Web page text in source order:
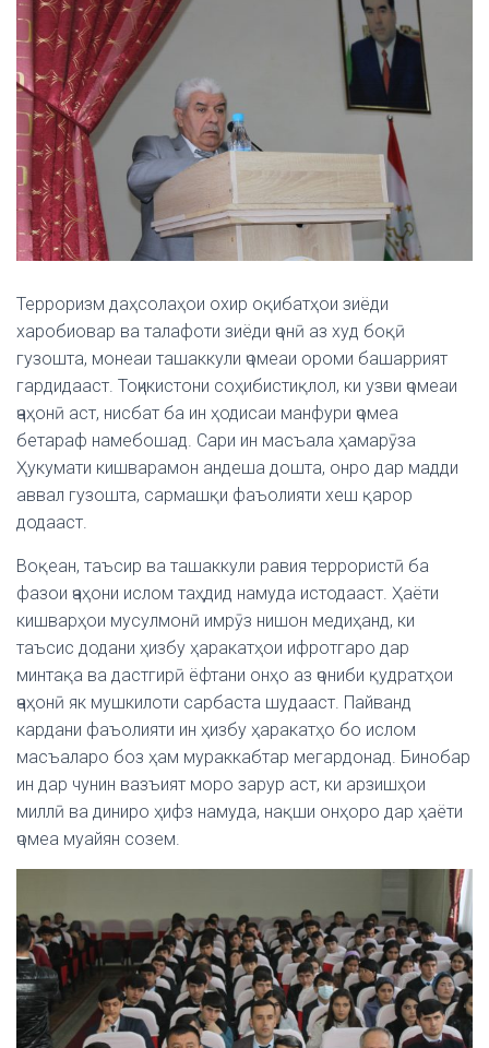
Терроризм даҳсолаҳои охир оқибатҳои зиёди
харобиовар ва талафоти зиёди ҷонӣ аз худ боқӣ
гузошта, монеаи ташаккули ҷомеаи ороми башаррият
гардидааст. Тоҷикистони соҳибистиқлол, ки узви ҷомеаи
ҷаҳонӣ аст, нисбат ба ин ҳодисаи манфури ҷомеа
бетараф намебошад. Сари ин масъала ҳамарӯза
Ҳукумати кишварамон андеша дошта, онро дар мадди
аввал гузошта, сармашқи фаъолияти хеш қарор
додааст.
Воқеан, таъсир ва ташаккули равия террористӣ ба
фазои ҷаҳони ислом таҳдид намуда истодааст. Ҳаёти
кишварҳои мусулмонӣ имрӯз нишон медиҳанд, ки
таъсис додани ҳизбу ҳаракатҳои ифротгаро дар
минтақа ва дастгирӣ ёфтани онҳо аз ҷониби қудратҳои
ҷаҳонӣ як мушкилоти сарбаста шудааст. Пайванд
кардани фаъолияти ин ҳизбу ҳаракатҳо бо ислом
масъаларо боз ҳам мураккабтар мегардонад. Бинобар
ин дар чунин вазъият моро зарур аст, ки арзишҳои
миллӣ ва диниро ҳифз намуда, нақши онҳоро дар ҳаёти
ҷомеа муайян созем.